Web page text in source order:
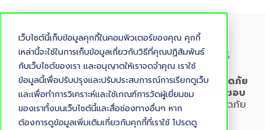
เว็บไซต์นี้เก็บข้อมูลคุกกี้ในคอมพิวเตอร์ของคุณ คุกกี้
เหล่านี้จะใช้ในการเก็บข้อมูลเกี่ยวกับวิธีที่คุณปฏิสัมพันธ์
กับเว็บไซต์ของเรา และอนุญาตให้เราจดจำคุณ เราใช้
ข้อมูลนี้เพื่อปรับปรุงและปรับประสบการณ์การเรียกดูเว็บ
และเพื่อทำการวิเคราะห์และใช้เกณฑ์การวัดผู้เยี่ยมชม
ของเราทั้งบนเว็บไซต์นี้และสื่อช่องทางอื่นๆ หาก
ต้องการดูข้อมูลเพิ่มเติมเกี่ยวกับคุกกี้ที่เราใช้ โปรดดู
Your Privacy Matters
ที่Ourgreenfishเราให้ความสำคัญกับความปลอดภัย
ความโปร่งใส และการใช้ข้อมูลอย่างมีความรับผิดชอบ
ข้อมูลของคุณได้รับการดูแลตามมาตรฐานความปลอดภัย
สูงสุด